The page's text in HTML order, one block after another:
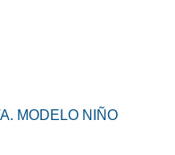
MODELO NIÑO